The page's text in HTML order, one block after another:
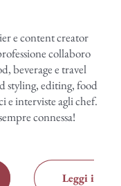
e content creator
collaboro
beverage e travel
styling, editing, food
e interviste agli chef.
connessa!
Leggi i